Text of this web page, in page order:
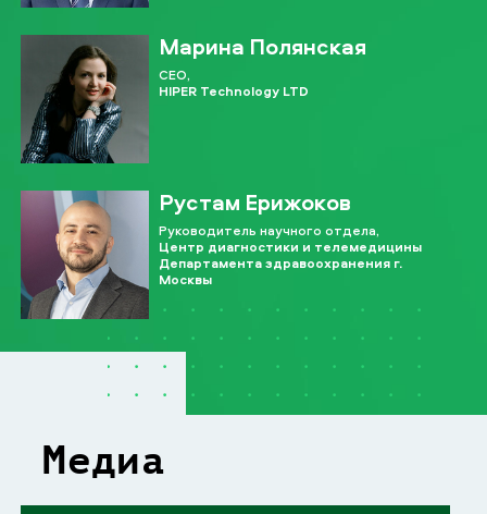
Марина Полянская
CEO,
HIPER Technology LTD
Рустам Ерижоков
Руководитель научного отдела,
Центр диагностики и телемедицины
Департамента здравоохранения г.
Москвы
Медиа